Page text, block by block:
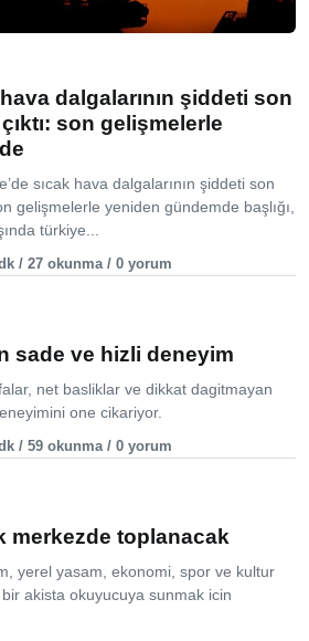
dalgalarının şiddeti son
son gelişmelerle
sıcak hava dalgalarının şiddeti son
gelişmelerle yeniden gündemde başlığı,
türkiye...
/ 27 okunma / 0 yorum
sade ve hizli deneyim
net basliklar ve dikkat dagitmayan
one cikariyor.
/ 59 okunma / 0 yorum
merkezde toplanacak
yerel yasam, ekonomi, spor ve kultur
akista okuyucuya sunmak icin